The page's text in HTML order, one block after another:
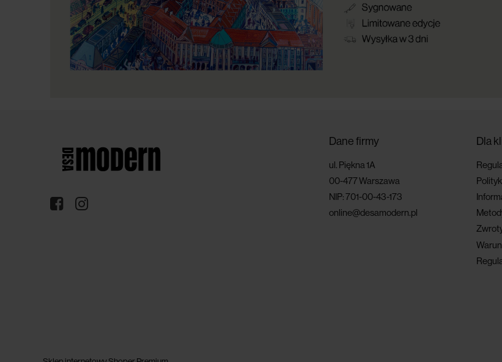
Dane firmy
ul. Piękna 1A
00-477 Warszawa
NIP: 701-00-43-173
online@desamodern.pl
Dla